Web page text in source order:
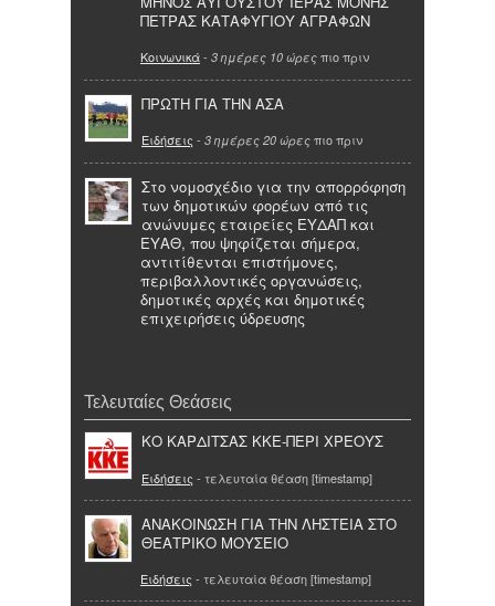
ΠΕΤΡΑΣ ΚΑΤΑΦΥΓΙΟΥ ΑΓΡΑΦΩΝ
Κοινωνικά- 3 ημέρες 10 ώρες πιο πριν
ΠΡΩΤΗ ΓΙΑ ΤΗΝ ΑΣΑ
Ειδήσεις - 3 ημέρες 20 ώρες πιο πριν
Στο νομοσχέδιο για την απορρόφηση
των δημοτικών φορέων από τις
ανώνυμες εταιρείες ΕΥΔΑΠ και
ΕΥΑΘ, που ψηφίζεται σήμερα,
αντιτίθενται επιστήμονες,
περιβαλλοντικές οργανώσεις,
δημοτικές αρχές και δημοτικές
επιχειρήσεις ύδρευσης
Τελευταίες Θεάσεις
ΚΟ ΚΑΡΔΙΤΣΑΣ ΚΚΕ-ΠΕΡΙ ΧΡΕΟΥΣ
Ειδήσεις - τελευταία θέαση [timestamp]
ΑΝΑΚΟΙΝΩΣΗ ΓΙΑ ΤΗΝ ΛΗΣΤΕΙΑ ΣΤΟ
ΘΕΑΤΡΙΚΟ ΜΟΥΣΕΙΟ
Ειδήσεις - τελευταία θέαση [timestamp]